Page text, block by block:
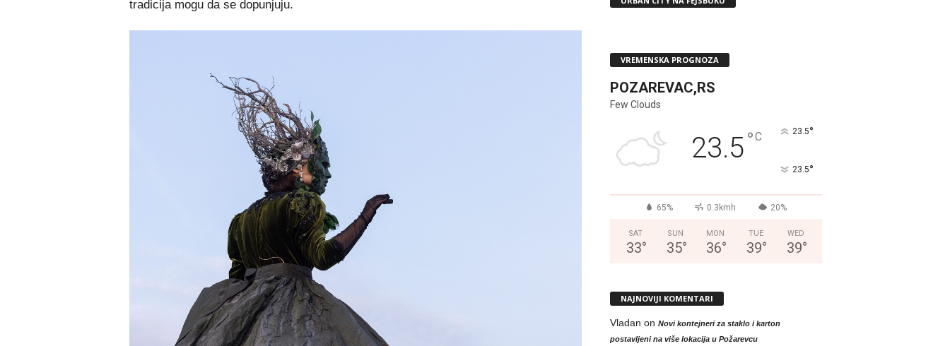
tradicija mogu da se dopunjuju.
VREMENSKA PROGNOZA
POZAREVAC,RS
Few Clouds
23.5°C 23.5°
23.5°
65% 0.3kmh 20%
SAT
33°
SUN
35°
MON
36°
TUE
39°
WED
39°
NAJNOVIJI KOMENTARI
Vladan on Novi kontejneri za staklo i karton
postavljeni na više lokacija u Požarevcu